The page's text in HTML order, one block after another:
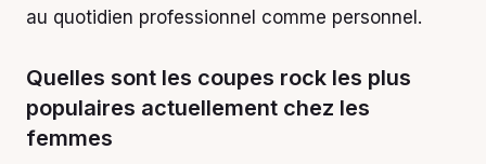
au quotidien professionnel comme personnel.
Quelles sont les coupes rock les plus
populaires actuellement chez les
femmes